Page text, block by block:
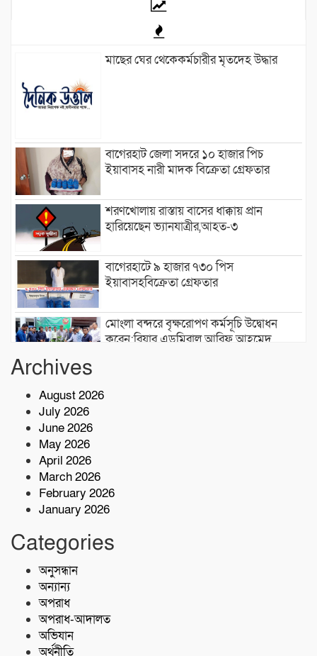
মাছের ঘের থেকেকর্মচারীর মৃতদেহ উদ্ধার
বাগেরহাট জেলা সদরে ১০ হাজার পিচ
ইয়াবাসহ নারী মাদক বিক্রেতা গ্রেফতার
শরণখোলায় রাস্তায় বাসের ধাক্কায় প্রান
হারিয়েছেন ভ্যানযাত্রীর,আহত-৩
বাগেরহাটে ৯ হাজার ৭৩০ পিস
ইয়াবাসহবিক্রেতা গ্রেফতার
মোংলা বন্দরে বৃক্ষরোপণ কর্মসূচি উদ্বোধন
করেন:রিয়ার এডমিরাল আরিফ আহমেদ
বাগেরহাট-খুলনা মহাসড়কে ‌দুর্ঘটনায়
মোটরসাইকেল চালক নিহত
কোস্ট গার্ডের অভিযান;টেকনাফে ৮০ হাজার
সহায়তা সামগ্রী বিতরণ
Archives
August 2026
July 2026
June 2026
May 2026
April 2026
March 2026
February 2026
January 2026
Categories
অনুসন্ধান
অন্যান্য
অপরাধ
অপরাধ-আদালত
অভিযান
অর্থনীতি